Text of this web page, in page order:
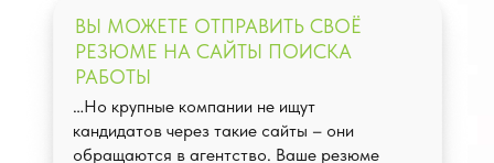
…Но крупные компании не ищут
кандидатов через такие сайты – они
обращаются в агентство. Ваше резюме
ВЫ МОЖЕТЕ ОТПРАВИТЬ СВОЁ
РЕЗЮМЕ НА САЙТЫ ПОИСКА
РАБОТЫ